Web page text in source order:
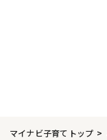
マイナビ子育てトップ